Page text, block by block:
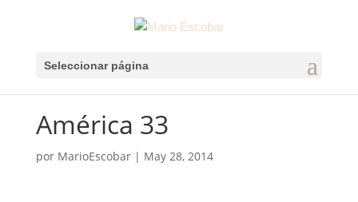
Seleccionar página
América 33
por MarioEscobar| May 28, 2014